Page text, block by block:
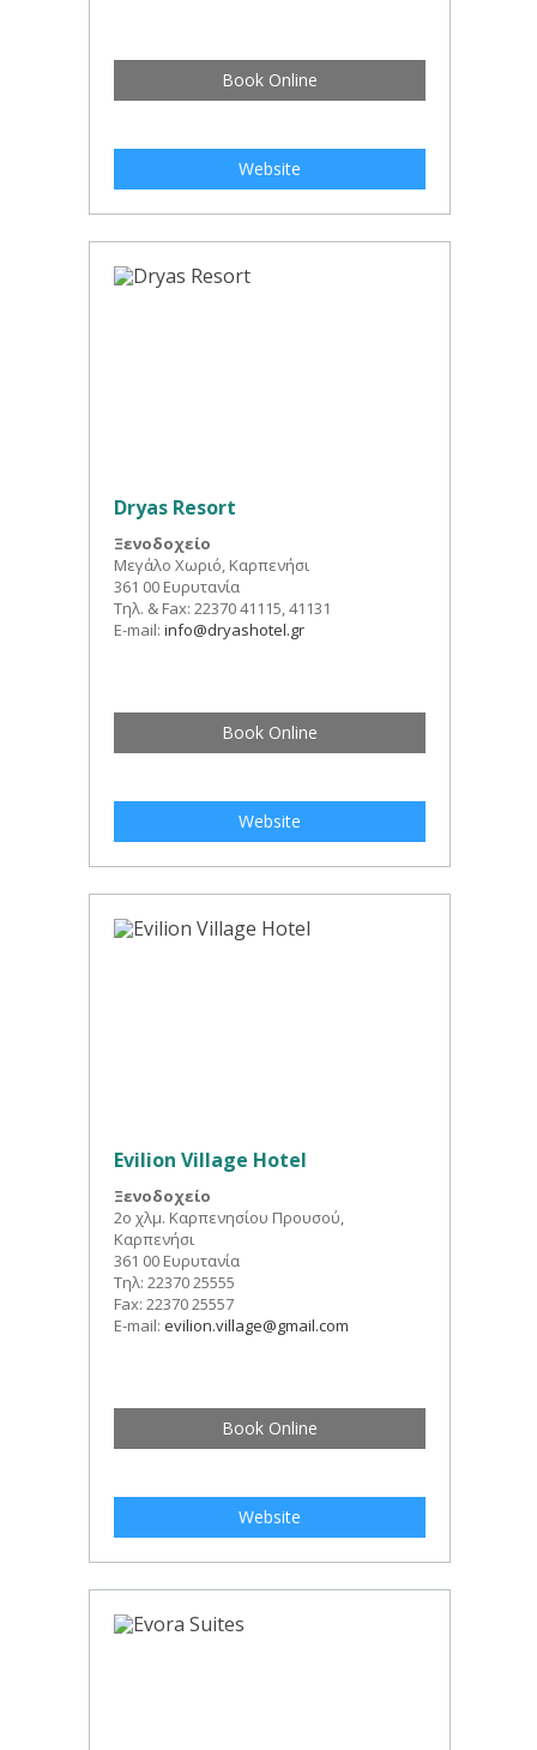
Book Online
Website
Dryas Resort
Ξενοδοχείο
Μεγάλο Χωριό, Καρπενήσι
361 00 Ευρυτανία
Τηλ. & Fax: 22370 41115, 41131
E-mail: info@dryashotel.gr
Book Online
Website
Evilion Village Hotel
Ξενοδοχείο
2ο χλμ. Καρπενησίου Προυσού,
Καρπενήσι
361 00 Ευρυτανία
Τηλ: 22370 25555
Fax: 22370 25557
E-mail: evilion.village@gmail.com
Book Online
Website